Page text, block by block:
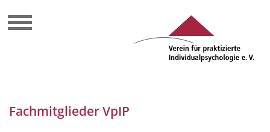
Fachmitglieder VpIP